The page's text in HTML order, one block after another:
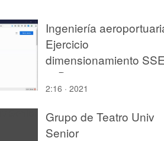
Ingeniería
Ejercicio
dimensionamiento
5. Descarga nuevo
servidor de AENA
2:16 · 2021
Grupo de Teatro Univ
Senior